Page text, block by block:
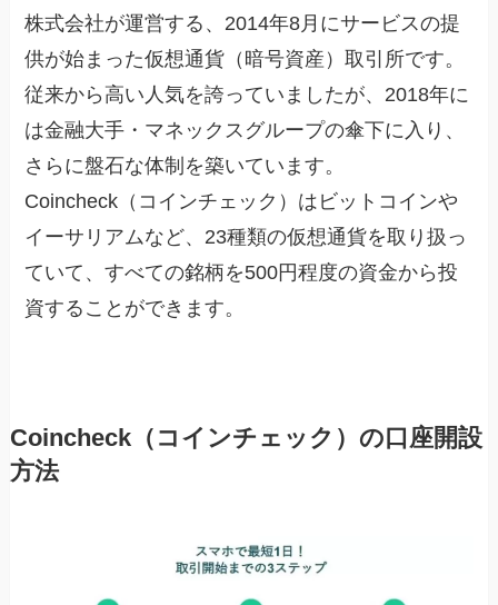
株式会社が運営する、2014年8月にサービスの提
供が始まった仮想通貨（暗号資産）取引所です。
従来から高い人気を誇っていましたが、2018年に
は金融大手・マネックスグループの傘下に入り、
さらに盤石な体制を築いています。
Coincheck（コインチェック）はビットコインや
イーサリアムなど、23種類の仮想通貨を取り扱っ
ていて、すべての銘柄を500円程度の資金から投
資することができます。
Coincheck（コインチェック）の口座開設
方法